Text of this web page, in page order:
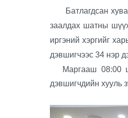
Батлагдсан
заалдах шатны
иргэний хэргийг
дэвшигчээс 34 нэр
Маргааш 08:00
дэвшигчдийн хууль